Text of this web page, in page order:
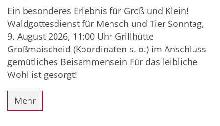
Ein besonderes Erlebnis für Groß und Klein!
Waldgottesdienst für Mensch und Tier Sonntag,
9. August 2026, 11:00 Uhr Grillhütte
Großmaischeid (Koordinaten s. o.) im Anschluss
gemütliches Beisammensein Für das leibliche
Wohl ist gesorgt!
Mehr